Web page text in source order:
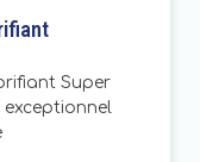
Super